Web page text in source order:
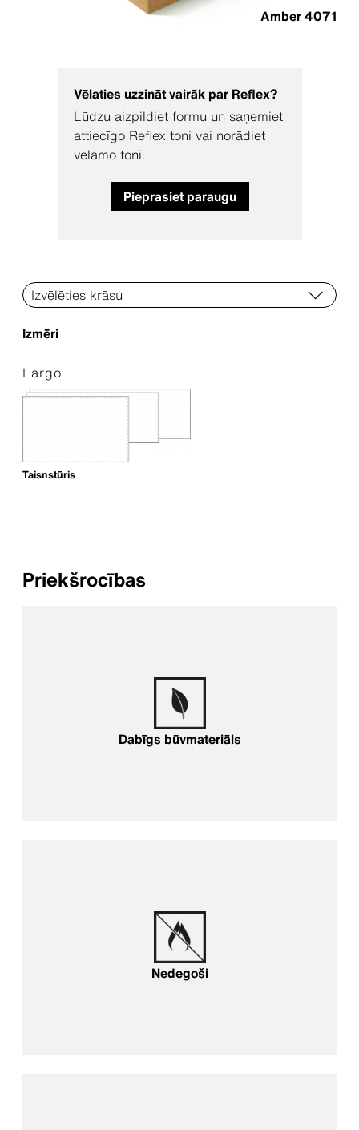
Amber 4071
Vēlaties uzzināt vairāk par Reflex?
Lūdzu aizpildiet formu un saņemiet
attiecīgo Reflex toni vai norādiet
vēlamo toni.
Pieprasiet paraugu
Izmēri
Largo
Taisnstūris
Priekšrocības
Dabīgs būvmateriāls
Nedegoši